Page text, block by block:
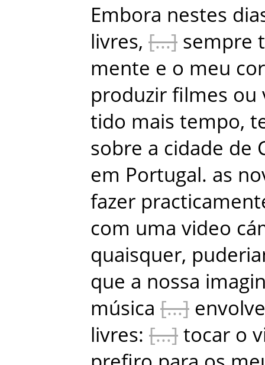
Embora nestes
livres, sempre
mente e o meu
produzir filmes ou
tido mais tempo,
sobre a cidade de
em Portugal. as
fazer
com uma video
quaisquer,
que a nossa
música
envolve
livres: tocar o